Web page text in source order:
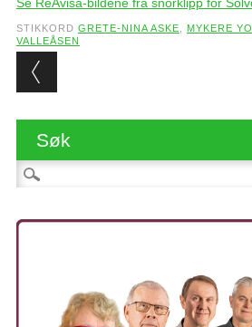
STIKKORD GRETE-NINA ASKE MYKERE
VALLEÅSEN
Post navigation
Søk
Søk etter: